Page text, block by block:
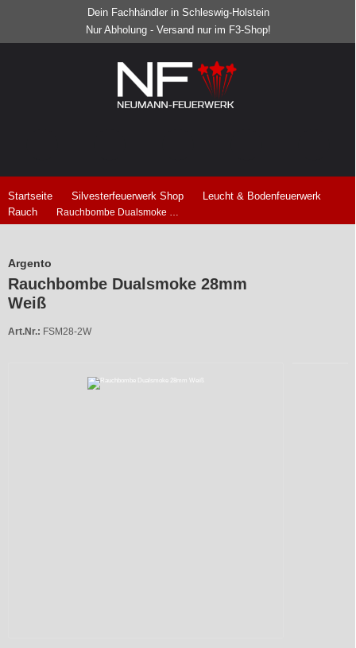
Dein Fachhändler in Schleswig-Holstein
Nur Abholung - Versand nur im F3-Shop!
Startseite Silvesterfeuerwerk Shop
Leucht & Bodenfeuerwerk
Rauch
Rauchbombe Dualsmoke 28mm Weiß
Argento
Rauchbombe Dualsmoke 28mm
Weiß
Art.Nr.: FSM28-2W